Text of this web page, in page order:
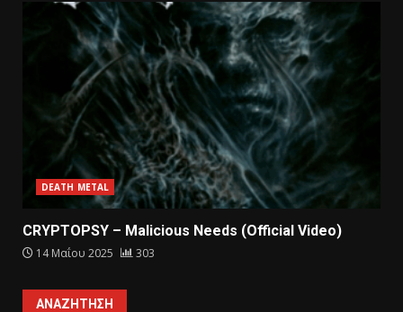
DEATH METAL
CRYPTOPSY – Malicious Needs (Official Video)
14 Μαΐου 2025 303
ΑΝΑΖΉΤΗΣΗ